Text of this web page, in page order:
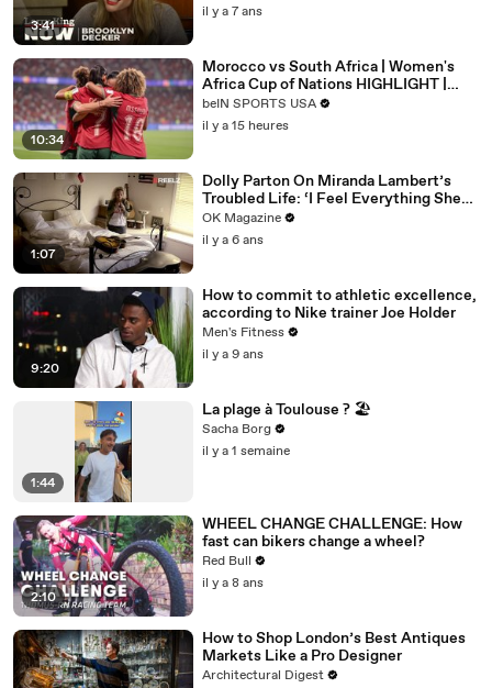
3:41
il y a 7 ans
10:34
Morocco vs South Africa | Women's
Africa Cup of Nations HIGHLIGHT |
08/08/2026 | beIN Sports USA
beIN SPORTS USA
il y a 15 heures
1:07
Dolly Parton On Miranda Lambert’s
Troubled Life: ‘I Feel Everything She
Writes’: Watch REELZ Doc
OK Magazine
il y a 6 ans
9:20
How to commit to athletic excellence,
according to Nike trainer Joe Holder
Men's Fitness
il y a 9 ans
1:44
La plage à Toulouse ? 🏖️
Sacha Borg
il y a 1 semaine
2:10
WHEEL CHANGE CHALLENGE: How
fast can bikers change a wheel?
Red Bull
il y a 8 ans
How to Shop London’s Best Antiques
Markets Like a Pro Designer
Architectural Digest